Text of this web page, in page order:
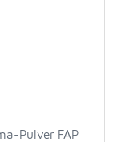
Pulver FAP